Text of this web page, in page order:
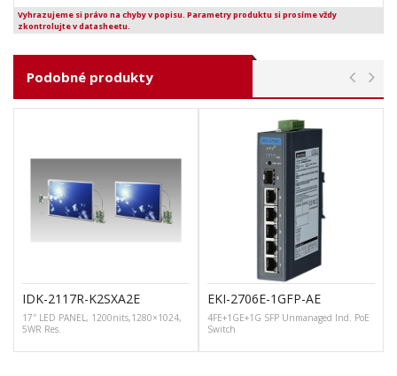
Vyhrazujeme si právo na chyby v popisu. Parametry produktu si prosíme vždy
zkontrolujte v datasheetu.
Podobné produkty
IDK-2117R-K2SXA2E
17″ LED PANEL, 1200nits,1280×1024,
5WR Res.
EKI-2706E-1GFP-AE
4FE+1GE+1G SFP Unmanaged Ind. PoE
Switch